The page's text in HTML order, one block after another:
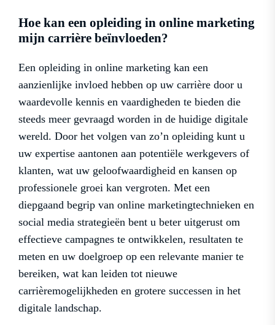
Hoe kan een opleiding in online marketing
mijn carrière beïnvloeden?
Een opleiding in online marketing kan een
aanzienlijke invloed hebben op uw carrière door u
waardevolle kennis en vaardigheden te bieden die
steeds meer gevraagd worden in de huidige digitale
wereld. Door het volgen van zo’n opleiding kunt u
uw expertise aantonen aan potentiële werkgevers of
klanten, wat uw geloofwaardigheid en kansen op
professionele groei kan vergroten. Met een
diepgaand begrip van online marketingtechnieken en
social media strategieën bent u beter uitgerust om
effectieve campagnes te ontwikkelen, resultaten te
meten en uw doelgroep op een relevante manier te
bereiken, wat kan leiden tot nieuwe
carrièremogelijkheden en grotere successen in het
digitale landschap.